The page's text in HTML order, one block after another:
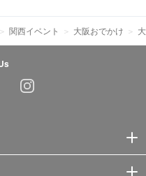
関西イベント 大阪おでかけ